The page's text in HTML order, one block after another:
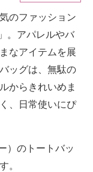
のファッション
。アパレルやバ
なアイテムを展
ッグは、無駄の
からきれいめま
、日常使いにぴ
）のトートバッ
。